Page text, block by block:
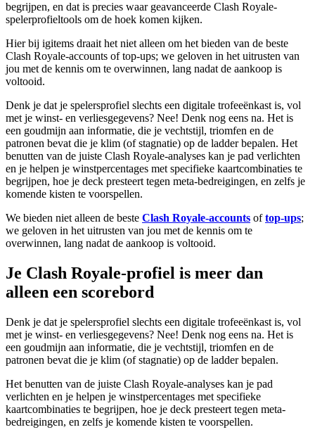
begrijpen, en dat is precies waar geavanceerde Clash Royale-
spelerprofieltools om de hoek komen kijken.
Hier bij igitems draait het niet alleen om het bieden van de beste
Clash Royale-accounts of top-ups; we geloven in het uitrusten van
jou met de kennis om te overwinnen, lang nadat de aankoop is
voltooid.
Denk je dat je spelersprofiel slechts een digitale trofeeënkast is, vol
met je winst- en verliesgegevens? Nee! Denk nog eens na. Het is
een goudmijn aan informatie, die je vechtstijl, triomfen en de
patronen bevat die je klim (of stagnatie) op de ladder bepalen. Het
benutten van de juiste Clash Royale-analyses kan je pad verlichten
en je helpen je winstpercentages met specifieke kaartcombinaties te
begrijpen, hoe je deck presteert tegen meta-bedreigingen, en zelfs je
komende kisten te voorspellen.
We bieden niet alleen de beste Clash Royale-accounts oftop-ups;
we geloven in het uitrusten van jou met de kennis om te
overwinnen, lang nadat de aankoop is voltooid.
Je Clash Royale-profiel is meer dan
alleen een scorebord
Denk je dat je spelersprofiel slechts een digitale trofeeënkast is, vol
met je winst- en verliesgegevens? Nee! Denk nog eens na. Het is
een goudmijn aan informatie, die je vechtstijl, triomfen en de
patronen bevat die je klim (of stagnatie) op de ladder bepalen.
Het benutten van de juiste Clash Royale-analyses kan je pad
verlichten en je helpen je winstpercentages met specifieke
kaartcombinaties te begrijpen, hoe je deck presteert tegen meta-
bedreigingen, en zelfs je komende kisten te voorspellen.